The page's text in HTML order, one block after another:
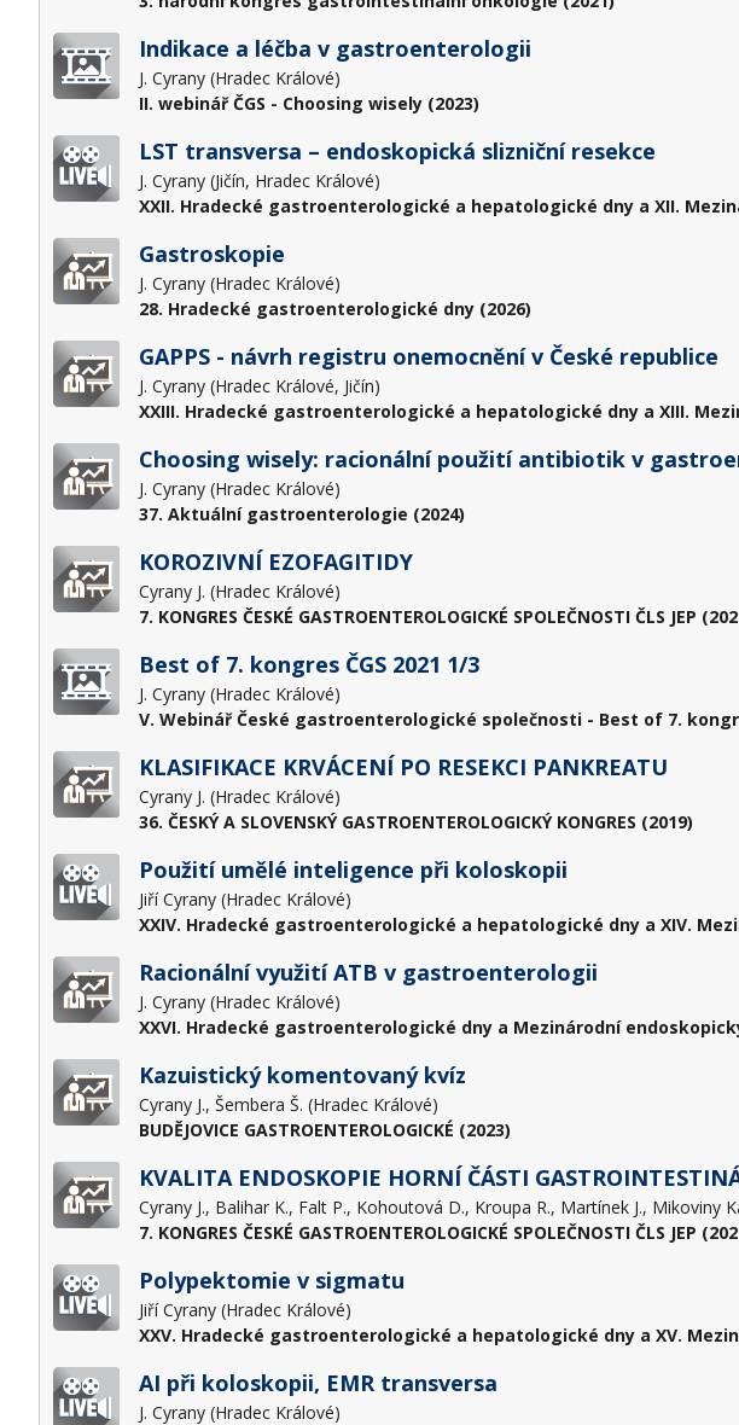
Indikace a léčba v gastroenterologii
J. Cyrany (Hradec Králové)
II. webinář ČGS - Choosing wisely (2023)
LST transversa – endoskopická slizniční resekce
J. Cyrany (Jičín, Hradec Králové)
XXII. Hradecké gastroenterologické a hepatologické dny a XII.
Gastroskopie
J. Cyrany (Hradec Králové)
28. Hradecké gastroenterologické dny (2026)
GAPPS - návrh registru onemocnění v České republice
J. Cyrany (Hradec Králové, Jičín)
XXIII. Hradecké gastroenterologické a hepatologické dny a XIII.
Choosing wisely: racionální použití antibiotik v
J. Cyrany (Hradec Králové)
37. Aktuální gastroenterologie (2024)
KOROZIVNÍ EZOFAGITIDY
Cyrany J. (Hradec Králové)
7. KONGRES ČESKÉ GASTROENTEROLOGICKÉ SPOLEČNOSTI ČLS JEP
Best of 7. kongres ČGS 2021 1/3
J. Cyrany (Hradec Králové)
V. Webinář České gastroenterologické společnosti - Best of 7.
KLASIFIKACE KRVÁCENÍ PO RESEKCI PANKREATU
Cyrany J. (Hradec Králové)
36. ČESKÝ A SLOVENSKÝ GASTROENTEROLOGICKÝ KONGRES (2019)
Použití umělé inteligence při koloskopii
Jiří Cyrany (Hradec Králové)
XXIV. Hradecké gastroenterologické a hepatologické dny a XIV.
Racionální využití ATB v gastroenterologii
J. Cyrany (Hradec Králové)
XXVI. Hradecké gastroenterologické dny a Mezinárodní
Kazuistický komentovaný kvíz
Cyrany J., Šembera Š. (Hradec Králové)
BUDĚJOVICE GASTROENTEROLOGICKÉ (2023)
KVALITA ENDOSKOPIE HORNÍ ČÁSTI
7. KONGRES ČESKÉ GASTROENTEROLOGICKÉ SPOLEČNOSTI ČLS JEP
Polypektomie v sigmatu
Jiří Cyrany (Hradec Králové)
XXV. Hradecké gastroenterologické a hepatologické dny a XV.
AI při koloskopii, EMR transversa
J. Cyrany (Hradec Králové)